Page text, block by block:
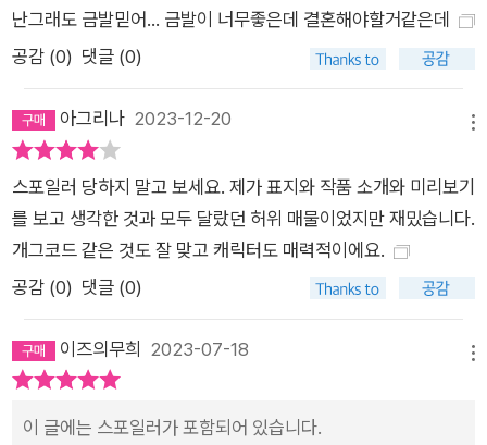
난그래도 금발믿어... 금발이 너무좋은데 결혼해야할거같은데
공감 (0) 댓글 (0)
아그리나 2023-12-20
스포일러 당하지 말고 보세요. 제가 표지와 작품 소개와 미리보기
를 보고 생각한 것과 모두 달랐던 허위 매물이었지만 재밌습니다.
개그코드 같은 것도 잘 맞고 캐릭터도 매력적이에요.
공감 (0) 댓글 (0)
이즈의무희 2023-07-18
이 글에는 스포일러가 포함되어 있습니다.